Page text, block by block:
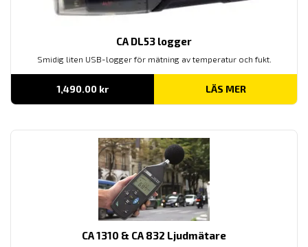
CA DL53 logger
Smidig liten USB-logger för mätning av temperatur och fukt.
1,490.00 kr LÄS MER
CA 1310 & CA 832 Ljudmätare